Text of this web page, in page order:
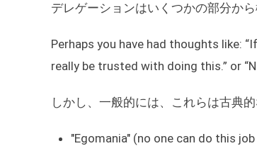
デレゲーションはいくつかの部分か
Perhaps you have had thoughts like:
really be trusted with doing this.” or
しかし、一般的には、これらは古典
"Egomania" (no one can do this